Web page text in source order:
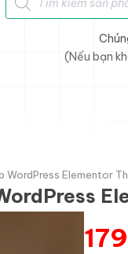
(Nếu bạn
Elementor